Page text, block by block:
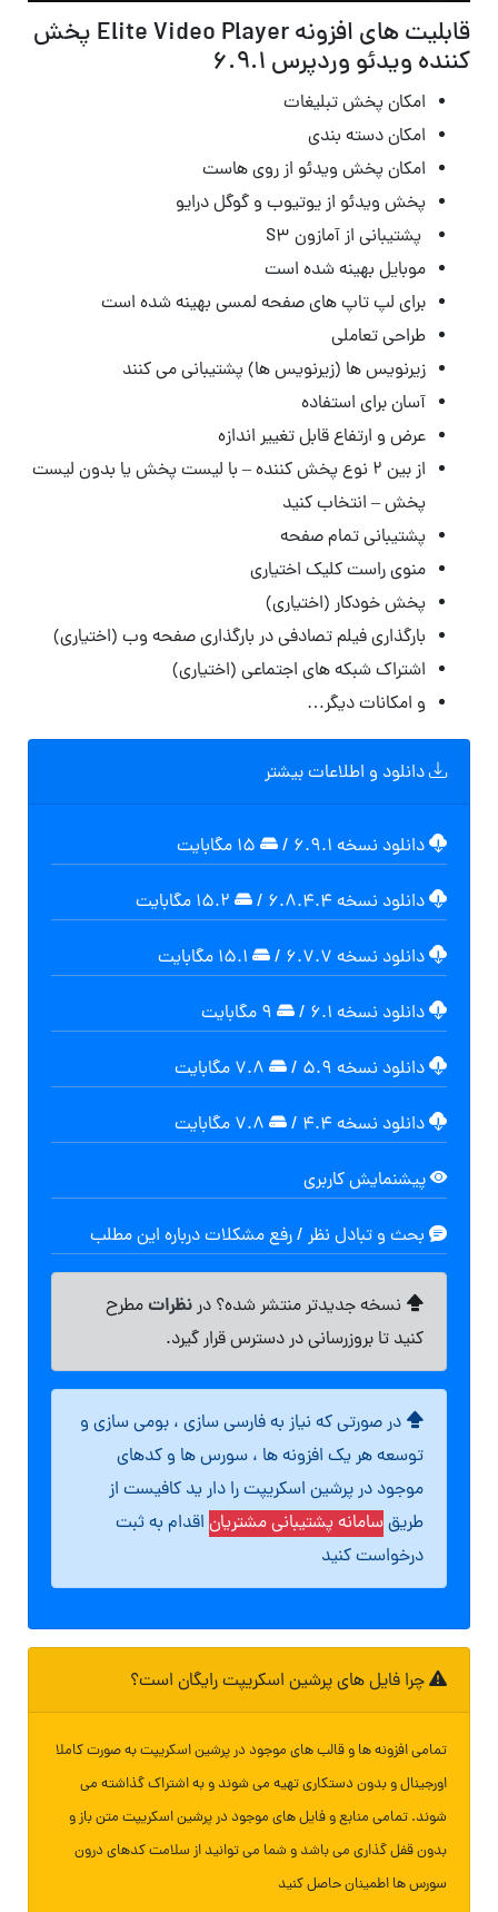
قابلیت های افزونه Elite Video Player پخش
کننده ویدئو وردپرس 6.9.1
امکان پخش تبلیغات
امکان دسته بندی
امکان پخش ویدئو از روی هاست
پخش ویدئو از یوتیوب و گوگل درایو
پشتیبانی از آمازون S3
موبایل بهینه شده است
برای لپ تاپ های صفحه لمسی بهینه شده است
طراحی تعاملی
زیرنویس ها (زیرنویس ها) پشتیبانی می کنند
آسان برای استفاده
عرض و ارتفاع قابل تغییر اندازه
از بین ۲ نوع پخش کننده – با لیست پخش یا بدون لیست
پخش – انتخاب کنید
پشتیبانی تمام صفحه
منوی راست کلیک اختیاری
پخش خودکار (اختیاری)
بارگذاری فیلم تصادفی در بارگذاری صفحه وب (اختیاری)
اشتراک شبکه های اجتماعی (اختیاری)
و امکانات دیگر…
دانلود و اطلاعات بیشتر
دانلود نسخه ۶.۹.۱ /
دانلود نسخه ۶.۸.۴.۴ /
دانلود نسخه ۶.۷.۷ /
دانلود نسخه ۶.۱ /
دانلود نسخه ۵.۹ /
دانلود نسخه ۴.۴ /
پیشنمایش کاربری
بحث و تبادل نظر / رفع مشکلات درباره این مطلب
نسخه جدیدتر منتشر شده؟ درنظراتمطرح
کنید تا بروزرسانی در دسترس قرار گیرد.
در صورتی که نیاز به فارسی سازی ، بومی سازی و
توسعه هر یک افزونه ها ، سورس ها و کدهای
موجود در پرشین اسکریپت را دار ید کافیست از
طریقسامانه پشتیبانی مشتریان اقدام به ثبت
درخواست کنید
چرا فایل های پرشین اسکریپت رایگان است؟
تمامی افزونه ها و قالب های موجود در پرشین اسکریپت به صورت کاملا
اورجینال و بدون دستکاری تهیه می شوند و به اشتراک گذاشته می
شوند. تمامی منابع و فایل های موجود در پرشین اسکریپت متن باز و
بدون قفل گذاری می باشد و شما می توانید از سلامت کدهای درون
سورس ها اطمینان حاصل کنید